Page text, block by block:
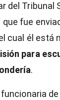
del Tribunal
que fue
cual él está
para
.
funcionaria